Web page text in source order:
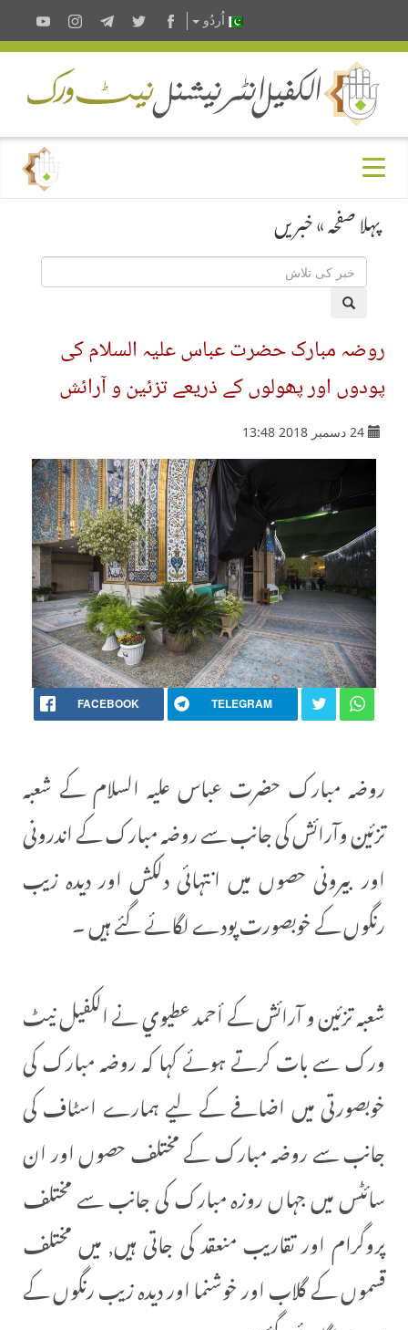
اُردُو
پہلا صفحہ»خبریں
روضہ مبارک حضرت عباس علیہ السلام کی
پودوں اور پھولوں کے ذریعے تزئین و آرائش
24 دسمبر 2018 13:48
FACEBOOK TELEGRAM
روضہ مبارک حضرت عباس علیہ السلام کے شعبہ
تزئین وآرائش کی جانب سے روضہ مبارک کے اندرونی
اور بیرونی حصوں میں انتہائی دلکش اور دیدہ زیب
رنگوں کے خوبصورت پودے لگائے گئے ہیں ۔
شعبہ تزئین و آرائش کے أحمد عطيوي نے الکفیل نیٹ
ورک سے بات کرتے ہوئے کہا کہ روضہ مبارک کی
خوبصورتی میں اضافے کے لیے ہمارے اسٹاف کی
جانب سے روضہ مبارک کے مختلف حصوں اور ان
سائٹس میں جہاں روزہ مبارک کی جانب سے مختلف
پروگرام اور تقاریب منعقد کی جاتی ہیں, میں مختلف
قسموں کے گلاب اور خوشنما اور دیدہ زیب رنگوں کے